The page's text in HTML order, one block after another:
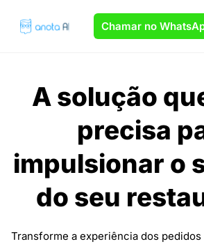
Chamar no
A solução
precisa
impulsionar o
do seu
Transforme a experiência dos